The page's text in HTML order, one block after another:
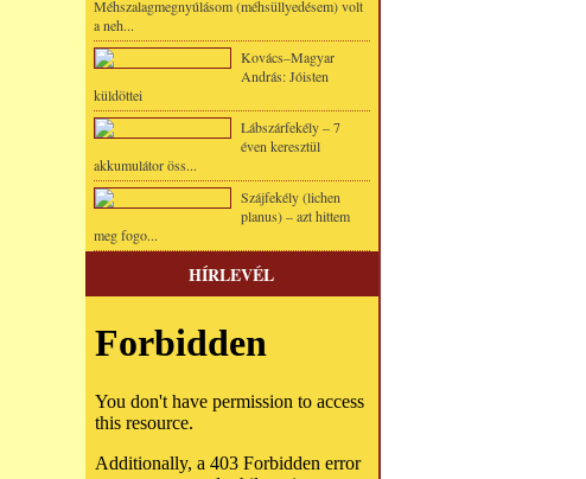
Méhszalagmegnyúlásom (méhsüllyedésem) volt
a neh...
Kovács–Magyar
András: Jóisten
küldöttei
Lábszárfekély – 7
éven keresztül
akkumulátor öss...
Szájfekély (lichen
planus) – azt hittem
meg fogo...
HÍRLEVÉL